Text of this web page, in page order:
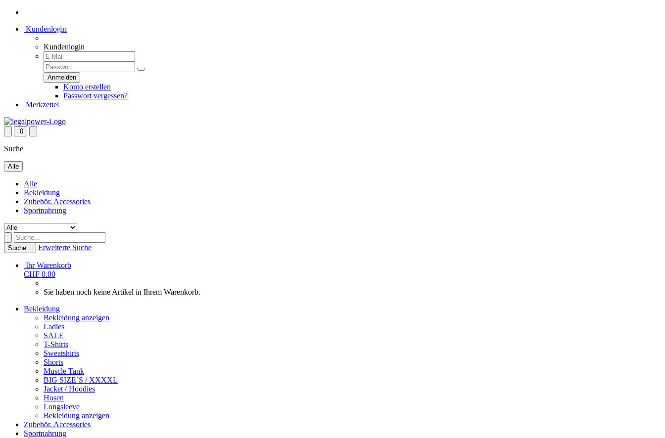
Kundenlogin
Kundenlogin
Konto erstellen
Passwort vergessen?
Merkzettel
0
Suche
Alle
Alle
Bekleidung
Zubehör, Accessories
Sportnahrung
Suche... Erweiterte Suche
Ihr Warenkorb
CHF 0.00
Sie haben noch keine Artikel in Ihrem Warenkorb.
Bekleidung
Bekleidung anzeigen
Ladies
SALE
T-Shirts
Sweatshirts
Shorts
Muscle Tank
BIG SIZE`S / XXXXL
Jacket / Hoodies
Hosen
Longsleeve
Bekleidung anzeigen
Zubehör, Accessories
Sportnahrung